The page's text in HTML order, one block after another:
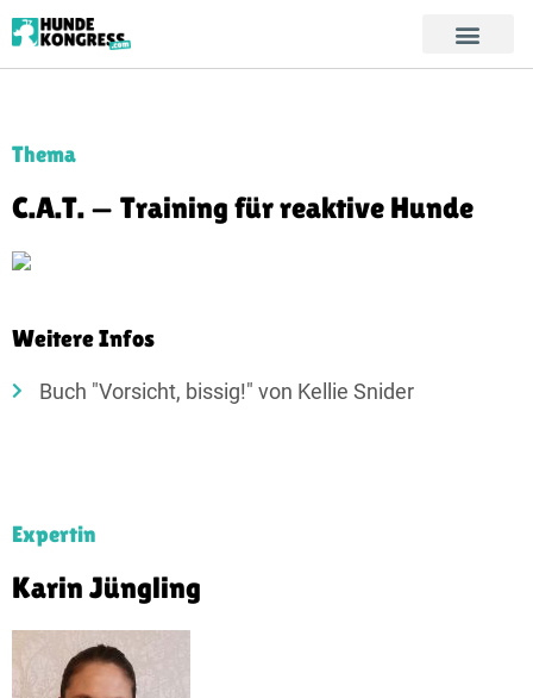
Thema
C.A.T. — Training für reaktive Hunde
Weitere Infos
Buch "Vorsicht, bissig!" von Kellie Snider
Expertin
Karin Jüngling